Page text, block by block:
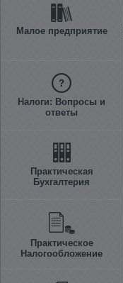
Малое предприятие
Налоги: Вопросы и
ответы
Практическая
Бухгалтерия
Практическое
Налогообложение